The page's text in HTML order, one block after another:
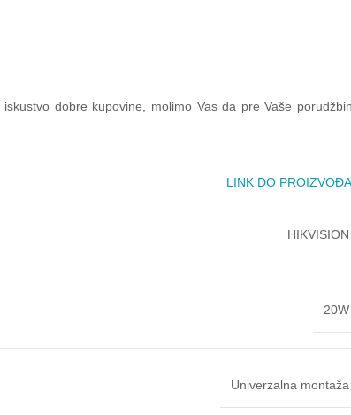
dobre kupovine, molimo Vas da pre Vaše
LINK DO
HIKVISION
20W
Univerzalna montaža